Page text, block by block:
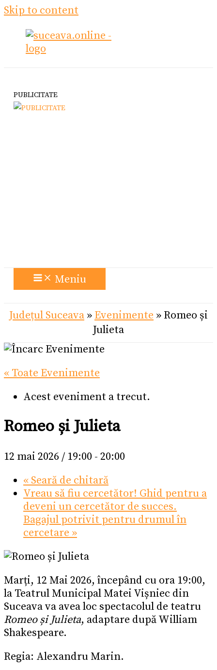
Skip to content
PUBLICITATE
Meniu
Județul Suceava » Evenimente » Romeo și
Julieta
« Toate Evenimente
Acest eveniment a trecut.
Romeo și Julieta
12 mai 2026 / 19:00 - 20:00
« Seară de chitară
Vreau să fiu cercetător! Ghid pentru a
deveni un cercetător de succes.
Bagajul potrivit pentru drumul în
cercetare »
Marți, 12 Mai 2026, începând cu ora 19:00,
la Teatrul Municipal Matei Vișniec din
Suceava va avea loc spectacolul de teatru
Romeo și Julieta, adaptare după William
Shakespeare.
Regia: Alexandru Marin.